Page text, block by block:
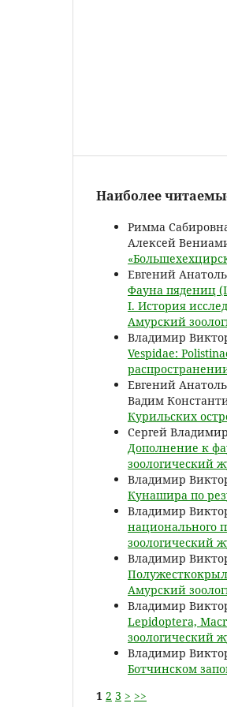
Наиболее
Римма
Алексей
Евгений
Фауна пядениц
I. История
Амурский
Владимир
Vespidae:
Евгений
Вадим
Курильских
Сергей
Дополнение к
зоологический
Владимир
Кунашира по
Владимир
национального
зоологический
Владимир
Амурский
Владимир
Lepidoptera,
зоологический
Владимир
Ботчинском
1 2 3 > >>